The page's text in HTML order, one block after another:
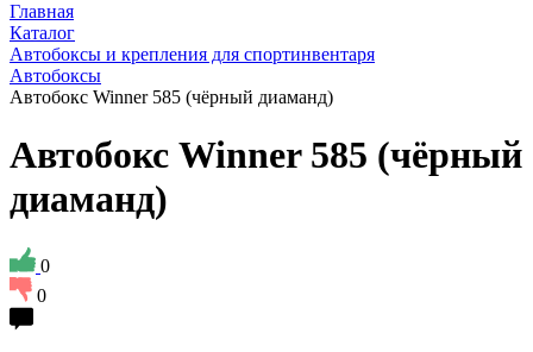
Главная
Каталог
Автобоксы и крепления для спортинвентаря
Автобоксы
Автобокс Winner 585 (чёрный диаманд)
Автобокс Winner 585 (чёрный
диаманд)
0
0